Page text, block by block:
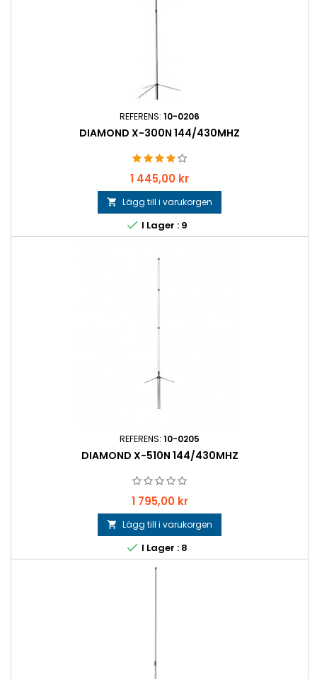
REFERENS: 10-0206
DIAMOND X-300N 144/430MHZ
Pris
1 445,00 kr
 Lägg till i varukorgen
 I Lager : 9
REFERENS: 10-0205
DIAMOND X-510N 144/430MHZ
Pris
1 795,00 kr
 Lägg till i varukorgen
 I Lager : 8